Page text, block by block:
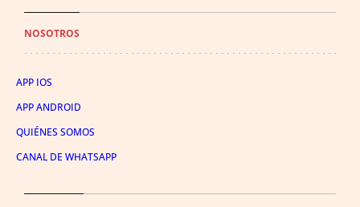
NOSOTROS
APP IOS
APP ANDROID
QUIÉNES SOMOS
CANAL DE WHATSAPP